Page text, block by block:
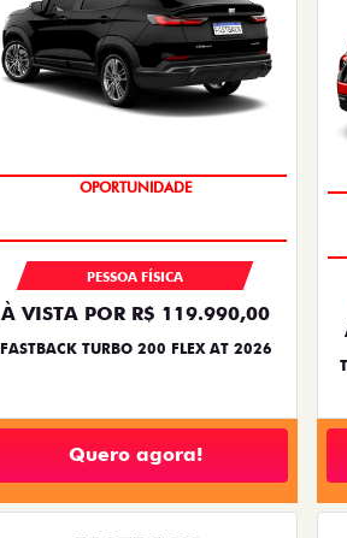
OPORTUNIDADE
PESSOA FÍSICA
À VISTA POR R$ 119.990,00
FASTBACK TURBO 200 FLEX AT 2026
Quero agora!